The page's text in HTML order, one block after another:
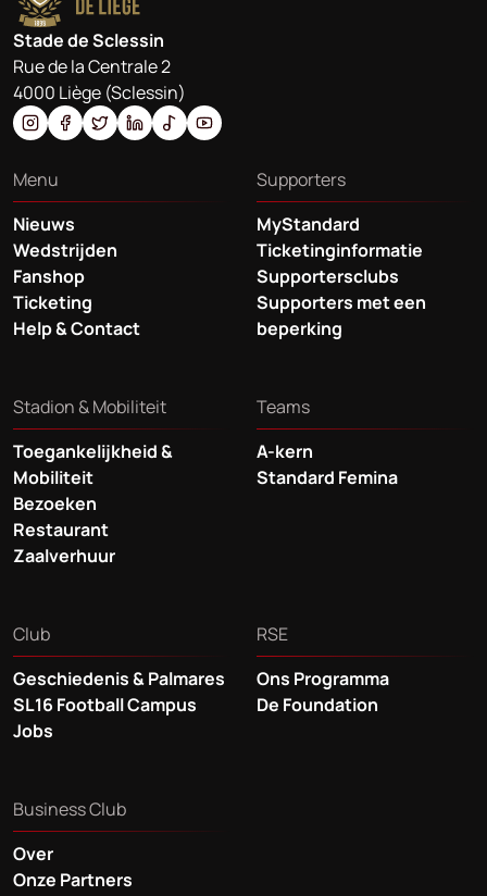
Stade de Sclessin
Rue de la Centrale 2
4000 Liège (Sclessin)
Menu
Nieuws
Wedstrijden
Fanshop
Ticketing
Help & Contact
Supporters
MyStandard
Ticketinginformatie
Supportersclubs
Supporters met een
beperking
Stadion & Mobiliteit
Toegankelijkheid &
Mobiliteit
Bezoeken
Restaurant
Zaalverhuur
Teams
A-kern
Standard Femina
Club
Geschiedenis & Palmares
SL16 Football Campus
Jobs
RSE
Ons Programma
De Foundation
Business Club
Over
Onze Partners